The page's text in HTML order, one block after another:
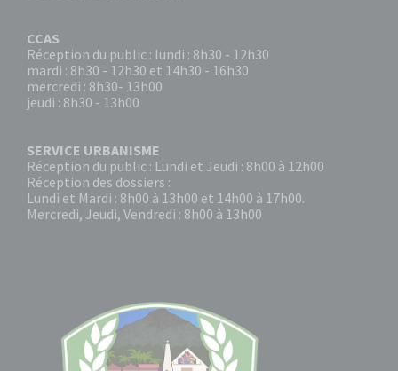
CCAS
Réception du public : lundi : 8h30 - 12h30
mardi : 8h30 - 12h30 et 14h30 - 16h30
mercredi : 8h30- 13h00
jeudi : 8h30 - 13h00
SERVICE URBANISME
Réception du public : Lundi et Jeudi : 8h00 à 12h00
Réception des dossiers :
Lundi et Mardi : 8h00 à 13h00 et 14h00 à 17h00.
Mercredi, Jeudi, Vendredi : 8h00 à 13h00